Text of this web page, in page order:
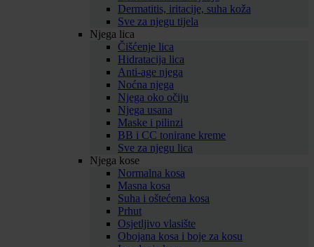
Dermatitis, iritacije, suha koža
Sve za njegu tijela
Njega lica
Čišćenje lica
Hidratacija lica
Anti-age njega
Noćna njega
Njega oko očiju
Njega usana
Maske i pilinzi
BB i CC tonirane kreme
Sve za njegu lica
Njega kose
Normalna kosa
Masna kosa
Suha i oštećena kosa
Prhut
Osjetljivo vlasište
Obojana kosa i boje za kosu